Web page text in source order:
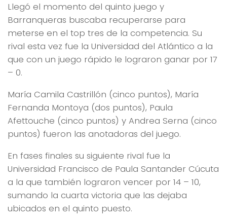
Llegó el momento del quinto juego y
Barranqueras buscaba recuperarse para
meterse en el top tres de la competencia. Su
rival esta vez fue la Universidad del Atlántico a la
que con un juego rápido le lograron ganar por 17
– 0.
María Camila Castrillón (cinco puntos), María
Fernanda Montoya (dos puntos), Paula
Afettouche (cinco puntos) y Andrea Serna (cinco
puntos) fueron las anotadoras del juego.
En fases finales su siguiente rival fue la
Universidad Francisco de Paula Santander Cúcuta
a la que también lograron vencer por 14 – 10,
sumando la cuarta victoria que las dejaba
ubicados en el quinto puesto.